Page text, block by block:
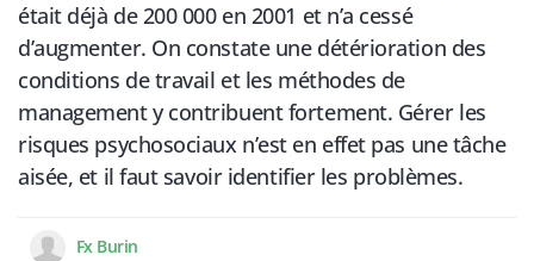
était déjà de 200 000 en 2001 et n’a cessé
d’augmenter. On constate une détérioration des
conditions de travail et les méthodes de
management y contribuent fortement. Gérer les
risques psychosociaux n’est en effet pas une tâche
aisée, et il faut savoir identifier les problèmes.
Fx Burin